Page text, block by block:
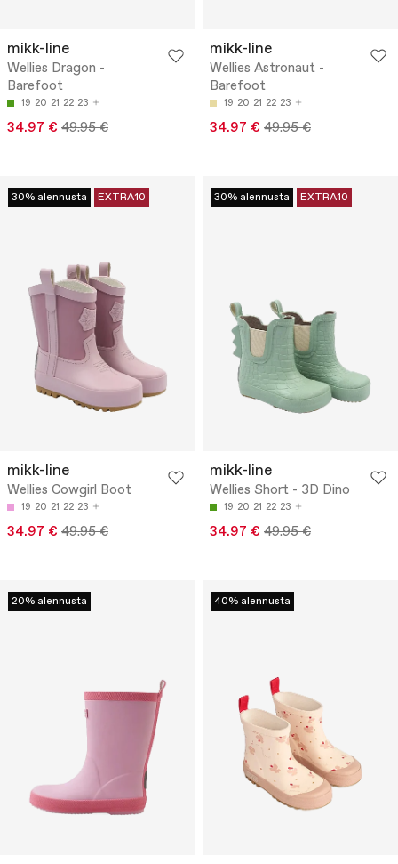
mikk-line
Wellies Dragon -
Barefoot
19 20 21 22 23
34.97 € 49.95 €
mikk-line
Wellies Astronaut -
Barefoot
19 20 21 22 23
34.97 € 49.95 €
30% alennusta EXTRA10
mikk-line
Wellies Cowgirl Boot
19 20 21 22 23
34.97 € 49.95 €
30% alennusta EXTRA10
mikk-line
Wellies Short - 3D Dino
19 20 21 22 23
34.97 € 49.95 €
20% alennusta 40% alennusta